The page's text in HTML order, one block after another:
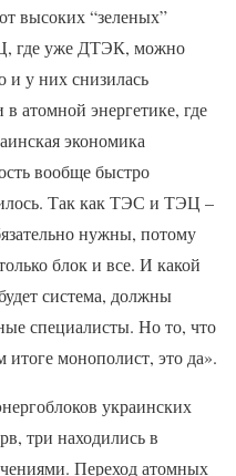
высоких “зеленых”
где уже ДТЭК, можно
и у них снизилась
атомной энергетике, где
экономика
вообще быстро
Так как ТЭС и ТЭЦ –
нужны, потому
блок и все. И какой
система, должны
специалисты. Но то, что
итоге монополист, это да».
украинских
три находились в
Переход атомных